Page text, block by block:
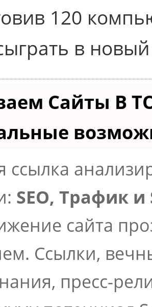
120
в
Сайты В
ссылка
SEO, Трафик и
сайта
Ссылки,
пресс-